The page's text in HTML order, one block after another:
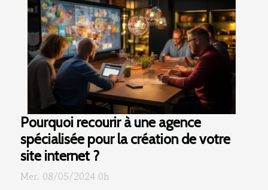
Pourquoi recourir à une agence
spécialisée pour la création de votre
site internet ?
Mer. 08/05/2024 0h